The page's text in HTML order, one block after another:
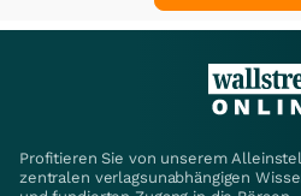
Profitieren Sie von unserem
zentralen verlagsunabhängigen